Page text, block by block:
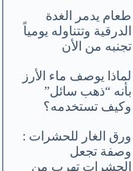
طعام يدمر الغدة
الدرقية وتتناوله يومياً
تجنبه من الأن
لماذا يوصف ماء الأرز
بأنه “ذهب سائل”
وكيف تستخدمه؟
ورق الغار للحشرات :
وصفة تجعل
الحشرات تهرب من